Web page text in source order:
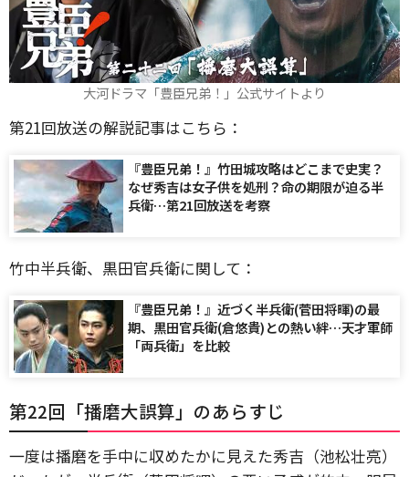
大河ドラマ「豊臣兄弟！」公式サイトより
第21回放送の解説記事はこちら：
『豊臣兄弟！』竹田城攻略はどこまで史実？
なぜ秀吉は女子供を処刑？命の期限が迫る半
兵衛…第21回放送を考察
竹中半兵衛、黒田官兵衛に関して：
『豊臣兄弟！』近づく半兵衛(菅田将暉)の最
期、黒田官兵衛(倉悠貴)との熱い絆…天才軍師
「両兵衛」を比較
第22回「播磨大誤算」のあらすじ
一度は播磨を手中に収めたかに見えた秀吉（池松壮亮）